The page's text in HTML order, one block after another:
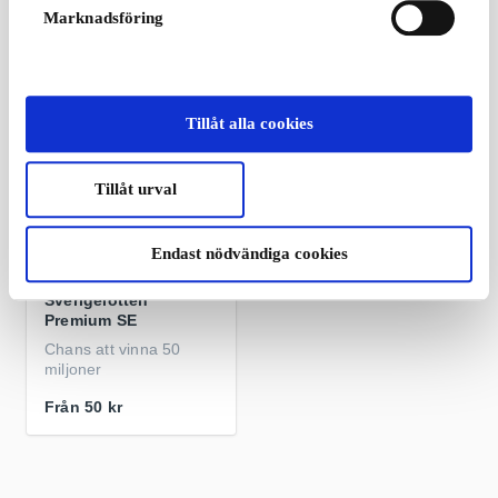
Marknadsföring
Tillåt alla cookies
Tillåt urval
Endast nödvändiga cookies
Sverigelotten
Premium SE
Chans att vinna 50
miljoner
Från 50 kr